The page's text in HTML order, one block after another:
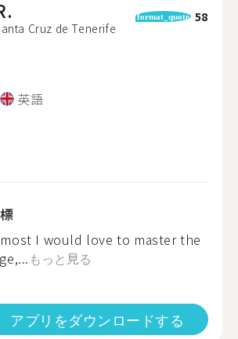
Cruz de Tenerife
format_quote 58
英語
I would love to master the
もっと見る
アプリをダウンロードする